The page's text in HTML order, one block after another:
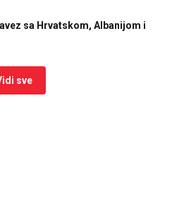
sa Hrvatskom, Albanijom i
sve